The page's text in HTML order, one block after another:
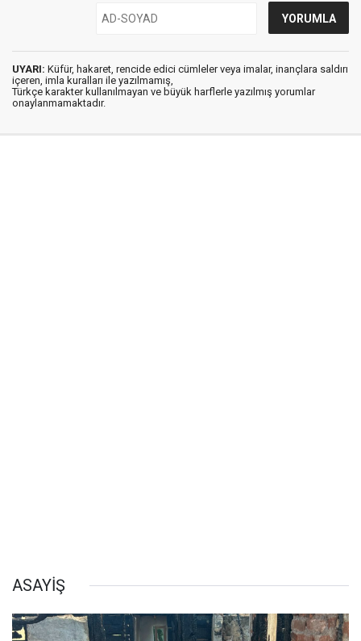
UYARI: Küfür, hakaret, rencide edici cümleler veya imalar, inançlara saldırı
içeren, imla kuralları ile yazılmamış,
Türkçe karakter kullanılmayan ve büyük harflerle yazılmış yorumlar
onaylanmamaktadır.
ASAYİŞ